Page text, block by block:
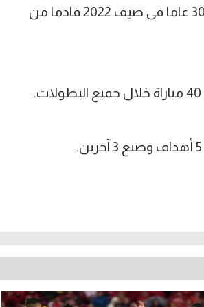
وكان مانشستر سيتي قد تعاقد مع اللاعب البالغ من العمر 30 عاما في صيف 2022 قادما من